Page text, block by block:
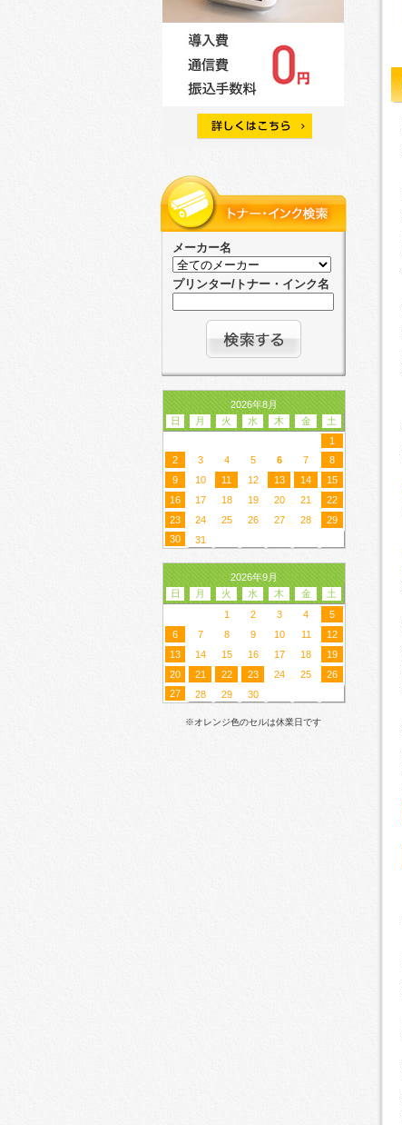
メーカー名
プリンター/トナー・インク名
2026年8月
日
月 火 水 木 金
土
1
2
3 4 5 6 7
8
9
10 11 12 13 14
15
16
17 18 19 20 21
22
23
24 25 26 27 28
29
30
31
2026年9月
日
月 火 水 木 金
土
1
2 3 4
5
6
7 8 9 10 11
12
13
14 15 16 17 18
19
20
21 22 23 24 25
26
27
28 29 30
※オレンジ色のセルは休業日です